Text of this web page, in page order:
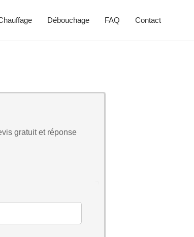
Débouchage FAQ Contact
gratuit et réponse